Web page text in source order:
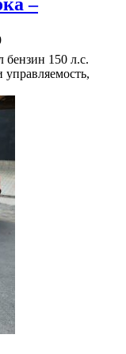
бензин 150 л.с.